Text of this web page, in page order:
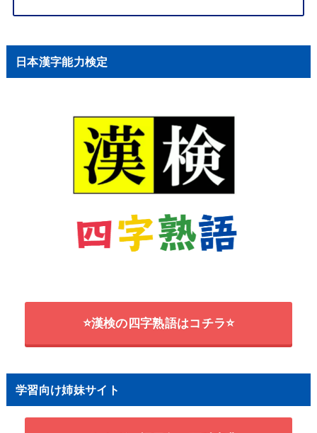
日本漢字能力検定
⭐漢検の四字熟語はコチラ⭐
学習向け姉妹サイト